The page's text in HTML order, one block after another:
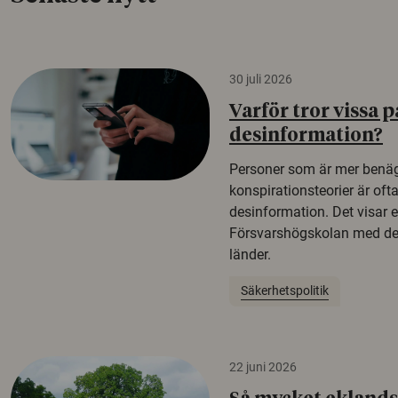
30 juli 2026
Varför tror vissa
desinformation?
Personer som är mer
konspirationsteorier är
desinformation. Det visar
Försvarshögskolan med
länder.
Säkerhetspolitik
22 juni 2026